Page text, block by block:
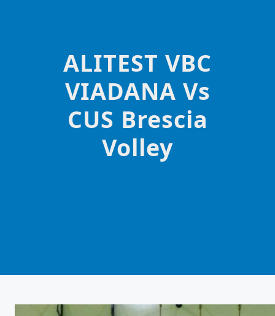
ALITEST VBC
VIADANA Vs
CUS Brescia
Volley